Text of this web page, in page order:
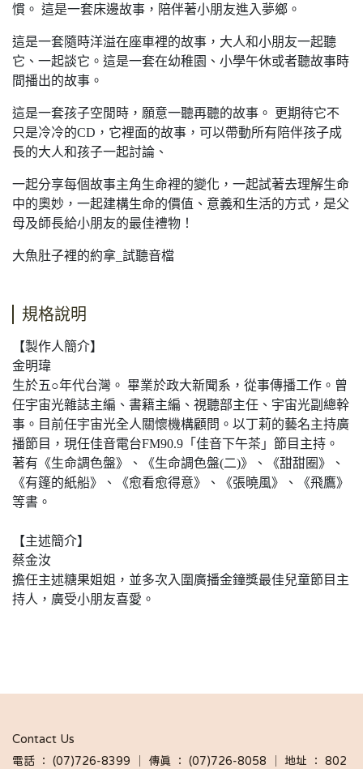
慣。 這是一套床邊故事，陪伴著小朋友進入夢鄉。
這是一套隨時洋溢在座車裡的故事，大人和小朋友一起聽
它、一起談它。這是一套在幼稚園、小學午休或者聽故事時
間播出的故事。
這是一套孩子空閒時，願意一聽再聽的故事。 更期待它不
只是冷冷的CD，它裡面的故事，可以帶動所有陪伴孩子成
長的大人和孩子一起討論、
一起分享每個故事主角生命裡的變化，一起試著去理解生命
中的奧妙，一起建構生命的價值、意義和生活的方式，是父
母及師長給小朋友的最佳禮物！
大魚肚子裡的約拿_試聽音檔
規格說明
【製作人簡介】
金明瑋
生於五○年代台灣。 畢業於政大新聞系，從事傳播工作。曾
任宇宙光雜誌主編、書籍主編、視聽部主任、宇宙光副總幹
事。目前任宇宙光全人關懷機構顧問。以丁莉的藝名主持廣
播節目，現任佳音電台FM90.9「佳音下午茶」節目主持。
著有《生命調色盤》、《生命調色盤(二)》、《甜甜圈》、
《有篷的紙船》、《愈看愈得意》、《張曉風》、《飛鷹》
等書。
【主述簡介】
蔡金汝
擔任主述糖果姐姐，並多次入圍廣播金鐘獎最佳兒童節目主
持人，廣受小朋友喜愛。
Contact Us
電話 ： (07)726-8399 │ 傳真 ： (07)726-8058 │ 地址 ： 802